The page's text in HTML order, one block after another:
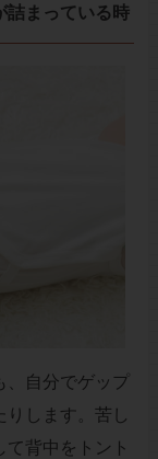
詰まっている時
自分でゲップ
します。苦し
背中をトント